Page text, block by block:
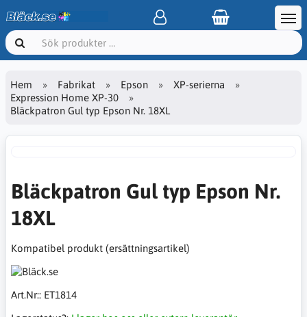
Hem Fabrikat Epson
XP-serierna
Expression Home XP-30
Bläckpatron Gul typ Epson Nr. 18XL
Bläckpatron Gul typ Epson Nr.
18XL
Kompatibel produkt (ersättningsartikel)
Art.Nr:: ET1814